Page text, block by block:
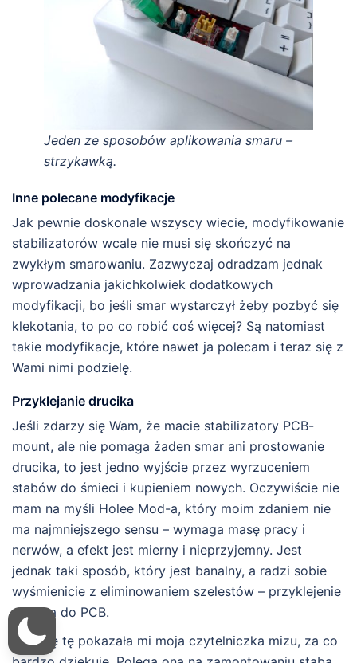
Jeden ze sposobów aplikowania smaru –
strzykawką.
Inne polecane modyfikacje
Jak pewnie doskonale wszyscy wiecie, modyfikowanie
stabilizatorów wcale nie musi się skończyć na
zwykłym smarowaniu. Zazwyczaj odradzam jednak
wprowadzania jakichkolwiek dodatkowych
modyfikacji, bo jeśli smar wystarczył żeby pozbyć się
klekotania, to po co robić coś więcej? Są natomiast
takie modyfikacje, które nawet ja polecam i teraz się z
Wami nimi podzielę.
Przyklejanie drucika
Jeśli zdarzy się Wam, że macie stabilizatory PCB-
mount, ale nie pomaga żaden smar ani prostowanie
drucika, to jest jedno wyjście przez wyrzuceniem
stabów do śmieci i kupieniem nowych. Oczywiście nie
mam na myśli Holee Mod-a, który moim zdaniem nie
ma najmniejszego sensu – wymaga masę pracy i
nerwów, a efekt jest mierny i nieprzyjemny. Jest
jednak taki sposób, który jest banalny, a radzi sobie
wyśmienicie z eliminowaniem szelestów – przyklejenie
drucika do PCB.
Metodę tę pokazała mi moja czytelniczka mizu, za co